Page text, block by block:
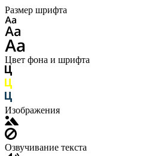
Размер шрифта
Цвет фона и шрифта
Изображения
Озвучивание текста